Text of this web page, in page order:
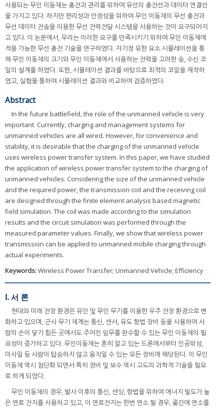
사용되는 무인 이동체는 충전과 관리를 위하여 유선의 충전선과 데이터 연결선
을 가지고 있다. 하지만 편리성과 안정성을 위하여 무인 이동체의 무선 충전과
무선 데이터 전송을 이용한 무선 전력전달 시스템을 사용하는 것이 요구되어지
고 있다. 이 논문에서, 우리는 이러한 요구를 만족시키기 위하여 무인 이동체에
적용 가능한 무선 충전 기술을 연구하였다. 자기장 유한 요소 시뮬레이션을 통
해 무인 이동체의 크기와 무인 이동체에서 사용하는 전력을 고려한 송, 수신 코
일의 설계를 하였다. 또한, 시뮬레이션 결과를 바탕으로 최적의 코일을 제작하
였고, 실험을 통하여 시뮬레이션 결과와 비교하여 검증하였다.
Abstract
In the future battlefield, the role of the unmanned vehicle is very
important. Currently, charging and management systems for
unmanned vehicles are all wired. However, for convenience and
stability, it is desirable that the charging of the unmanned vehicle
uses wireless power transfer system. In this paper, we have studied
the application of wireless power transfer system to the charging of
unmanned vehicles. Considering the size of the unmanned vehicle
and the required power, the transmission coil and the receiving coil
are designed through the finite element analysis based magnetic
field simulation. The coil was made according to the simulation
results and the circuit simulation was performed through the
measured parameter values. Finally, we show that wireless power
transmission can be applied to unmanned mobile charging through
actual experiments.
Keywords:Wireless Power Transfer; Unmanned Vehicle; Efficiency
Ⅰ. 서 론
현대와 미래 전장 환경은 유인 및 무인 무기를 이용한 우주 전장 환경으로 변
화하고 있으며, 군사 무기 체계는 통신, 센서, 유도 항법 장비 등을 사용하여 사
람의 손이 닿기 힘든 곳에서도 주어진 임무를 완수할 수 있는 무인 이동체의 필
요성이 증가하고 있다. 무인이동체는 흔히 알고 있는 드론에서부터 인공위성,
미사일 등 사람이 탑승하지 않고 움직일 수 있는 모든 장비에 해당된다. 이 무인
이동체 역시 첨단화 되면서 특히 정비 및 보수 역시 고도의 과학적 기술을 필요
로 하게 되었다.
무인 이동체의 경우, 발사 이후의 통신, 센싱, 항법을 위하여 에너지 밀도가 높
은 연료 전지를 사용하고 있고, 이 연료전지는 한번 연소 될 경우, 중간에 연소를